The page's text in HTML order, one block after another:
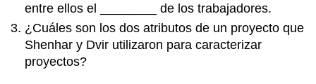
entre ellos el ________ de los trabajadores.
¿Cuáles son los dos atributos de un proyecto que
Shenhar y Dvir utilizaron para caracterizar
proyectos?